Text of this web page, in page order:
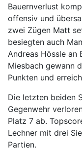
Bauernverlust
offensiv und
zwei Zügen Matt
besiegten auch
Andreas Hössle an
Miesbach gewann
Punkten und
Die letzten beiden
Gegenwehr
Platz 7 ab.
Lechner mit drei
Partien.